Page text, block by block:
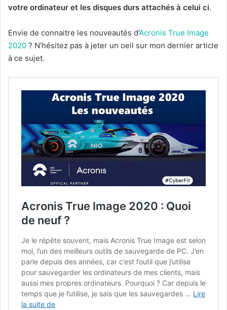
votre ordinateur et les disques durs attachés à celui ci.
Envie de connaitre les nouveautés d’Acronis True Image
2020 ? N’hésitez pas à jeter un oeil sur mon dernier article
à ce sujet.